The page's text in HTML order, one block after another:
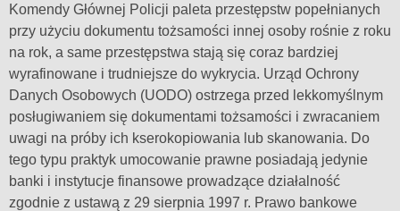
Komendy Głównej Policji paleta przestępstw popełnianych
przy użyciu dokumentu tożsamości innej osoby rośnie z roku
na rok, a same przestępstwa stają się coraz bardziej
wyrafinowane i trudniejsze do wykrycia. Urząd Ochrony
Danych Osobowych (UODO) ostrzega przed lekkomyślnym
posługiwaniem się dokumentami tożsamości i zwracaniem
uwagi na próby ich kserokopiowania lub skanowania. Do
tego typu praktyk umocowanie prawne posiadają jedynie
banki i instytucje finansowe prowadzące działalność
zgodnie z ustawą z 29 sierpnia 1997 r. Prawo bankowe